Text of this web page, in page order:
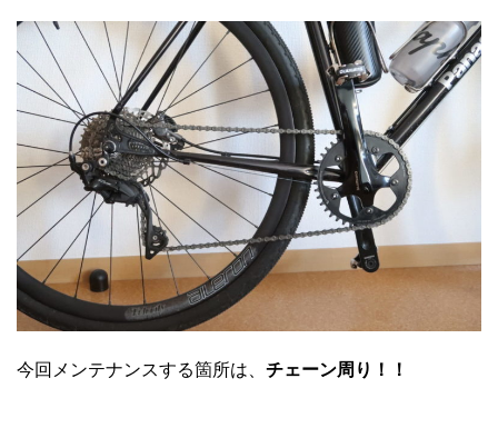
今回メンテナンスする箇所は、 チェーン周り！！